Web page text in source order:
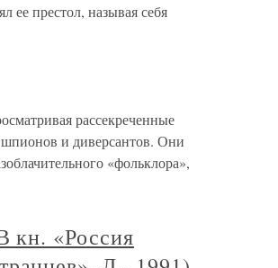
ее престол, называя себя
рассекреченные
и диверсантов. Они
«фольклора»,
кн. «Россия